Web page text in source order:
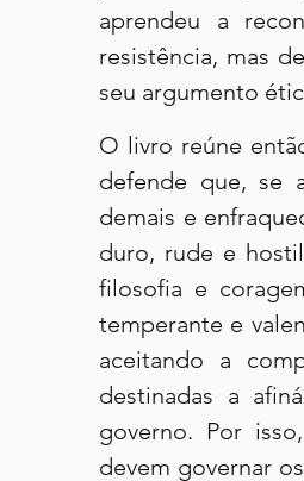
aprendeu a
resistência, mas
seu argumento
O livro reúne
defende que, se
demais e
duro, rude e
filosofia e
temperante e
aceitando a
destinadas a
governo. Por
devem governar